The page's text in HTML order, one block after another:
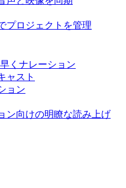
プロジェクトを管理
くナレーション
ャスト
ョン
ン向けの明瞭な読み上げ